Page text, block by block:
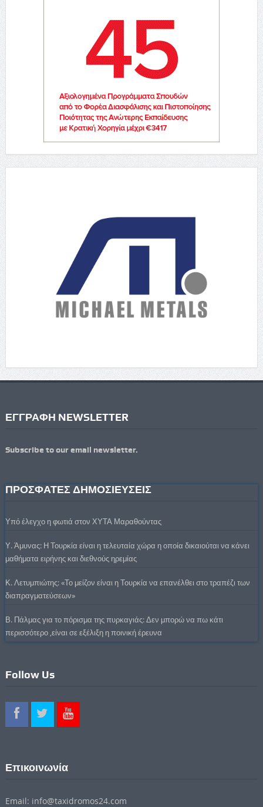
ΕΓΓΡΑΦΗ NEWSLETTER
Subscribe to our email newsletter.
ΠΡΟΣΦΑΤΕΣ ΔΗΜΟΣΙΕΥΣΕΙΣ
Υπό έλεγχο η φωτιά στον ΧΥΤΑ Μαραθούντας
Υ. Άμυνας: Η Τουρκία είναι η τελευταία χώρα η οποία δικαιούται να κάνει
μαθήματα ειρήνης και διεθνούς ηρεμίας
Κ. Λετυμπιώτης: «Το μείζον είναι η Τουρκία να επανέλθει στο τραπέζι των
διαπραγματεύσεων»
Β. Πάλμας για το πόρισμα της πυρκαγιάς: Δεν μπορώ να πω κάτι
περισσότερο ,είναι σε εξέλιξη η ποινική έρευνα
Follow Us
Επικοινωνία
Email: info@taxidromos24.com